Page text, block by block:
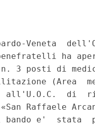
Veneta
ha
3 posti di
(Area
all'U.O.C.  di
Raffaele
bando e'  stata